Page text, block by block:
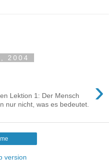
2004
›
Lektion 1: Der Mensch
nur nicht, was es bedeutet.
version